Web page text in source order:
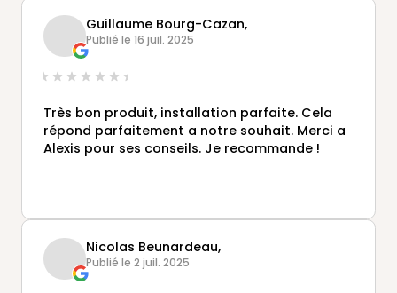
Guillaume Bourg-Cazan,
Publié le 16 juil. 2025
Très bon produit, installation parfaite. Cela
répond parfaitement a notre souhait. Merci a
Alexis pour ses conseils. Je recommande !
Nicolas Beunardeau,
Publié le 2 juil. 2025